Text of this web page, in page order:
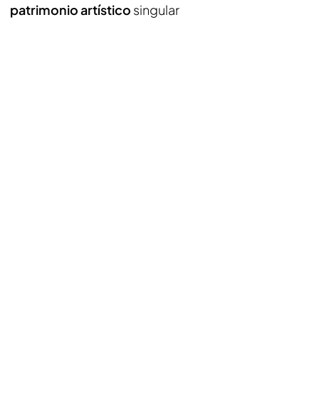
patrimonio artístico singular